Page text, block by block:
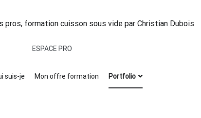
ESPACE PRO
suis-je Mon offre formation Portfolio